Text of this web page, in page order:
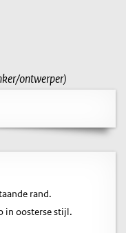
ontwerper)
rand.
in oosterse stijl.